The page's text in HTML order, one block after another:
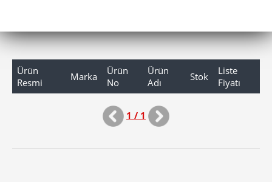
Ürün
Resmi
Marka
Ürün
No
Ürün
Adı
Stok
Liste
Fiyatı
1 / 1